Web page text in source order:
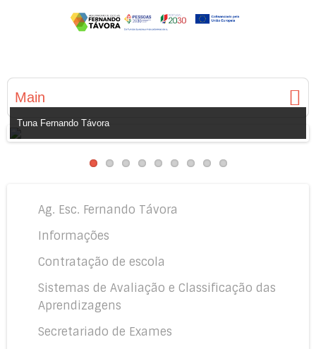
Main
Tuna Fernando Távora
Ag. Esc. Fernando Távora
Informações
Contratação de escola
Sistemas de Avaliação e Classificação das
Aprendizagens
Secretariado de Exames